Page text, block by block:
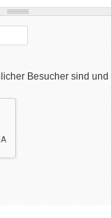
Besucher sind